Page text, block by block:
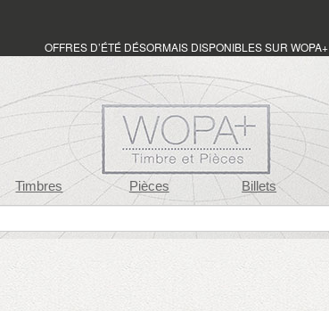
OFFRES D’ÉTÉ DÉSORMAIS DISPONIBLES SUR WOPA+
Timbres Pièces Billets